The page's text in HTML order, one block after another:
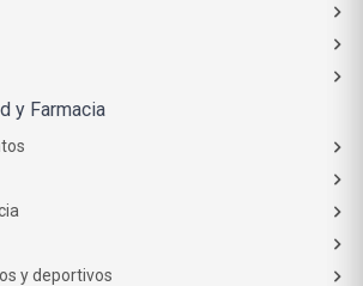
y Farmacia
y deportivos